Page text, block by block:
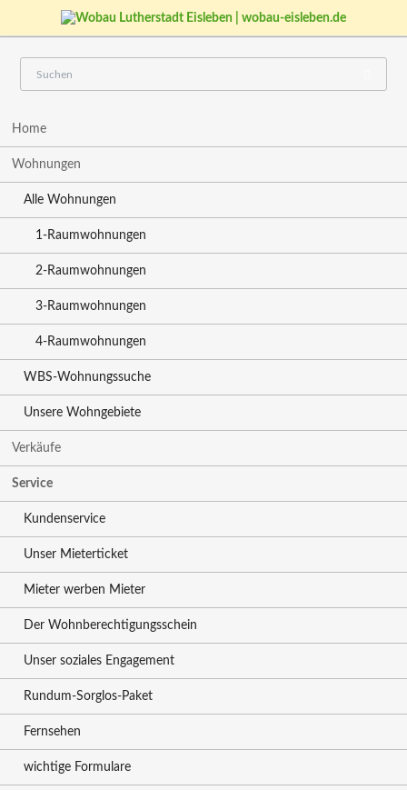
Home
Wohnungen
Alle Wohnungen
1-Raumwohnungen
2-Raumwohnungen
3-Raumwohnungen
4-Raumwohnungen
WBS-Wohnungssuche
Unsere Wohngebiete
Verkäufe
Service
Kundenservice
Unser Mieterticket
Mieter werben Mieter
Der Wohnberechtigungsschein
Unser soziales Engagement
Rundum-Sorglos-Paket
Fernsehen
wichtige Formulare